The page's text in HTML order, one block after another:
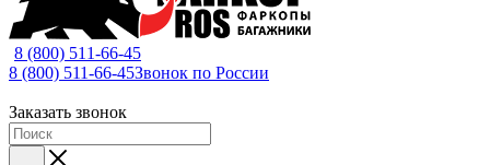
8 (800) 511-66-45
8 (800) 511-66-45Звонок по России
Заказать звонок